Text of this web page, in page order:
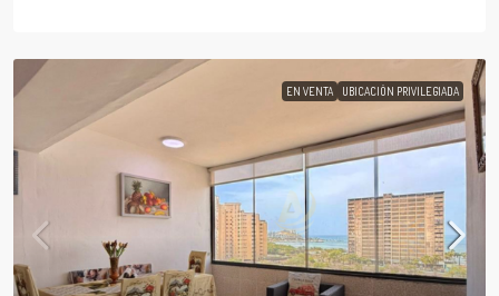
EN VENTA UBICACIÓN PRIVILEGIADA